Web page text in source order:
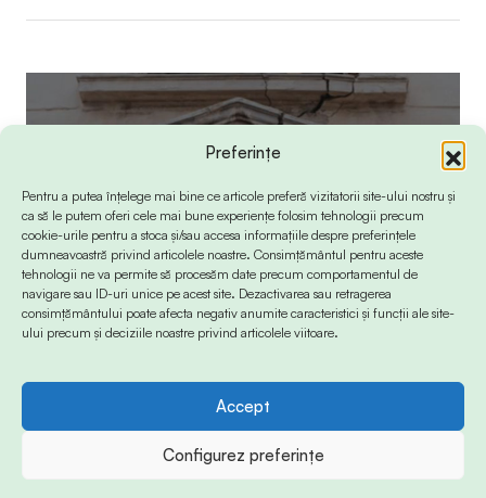
Preferințe
Pentru a putea înțelege mai bine ce articole preferă vizitatorii site-ului nostru și
ca să le putem oferi cele mai bune experiențe folosim tehnologii precum
cookie-urile pentru a stoca și/sau accesa informațiile despre preferințele
dumneavoastră privind articolele noastre. Consimțământul pentru aceste
tehnologii ne va permite să procesăm date precum comportamentul de
navigare sau ID-uri unice pe acest site. Dezactivarea sau retragerea
consimțământului poate afecta negativ anumite caracteristici și funcții ale site-
ului precum și deciziile noastre privind articolele viitoare.
Accept
Configurez preferințe